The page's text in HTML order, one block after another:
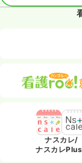
ナスカレ/
ナスカレ